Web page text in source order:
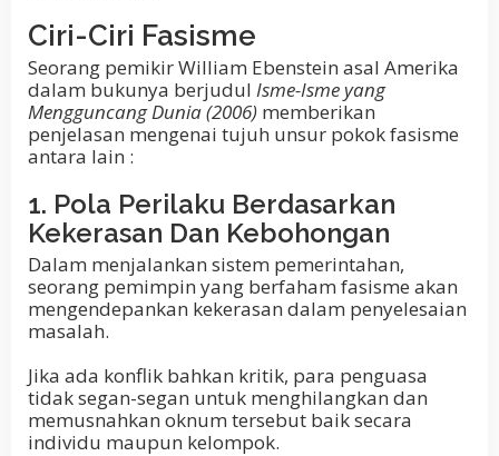
Ciri-Ciri Fasisme
Seorang pemikir William Ebenstein asal Amerika
dalam bukunya berjudul Isme-Isme yang
Mengguncang Dunia (2006) memberikan
penjelasan mengenai tujuh unsur pokok fasisme
antara lain :
1. Pola Perilaku Berdasarkan
Kekerasan Dan Kebohongan
Dalam menjalankan sistem pemerintahan,
seorang pemimpin yang berfaham fasisme akan
mengendepankan kekerasan dalam penyelesaian
masalah.
Jika ada konflik bahkan kritik, para penguasa
tidak segan-segan untuk menghilangkan dan
memusnahkan oknum tersebut baik secara
individu maupun kelompok.